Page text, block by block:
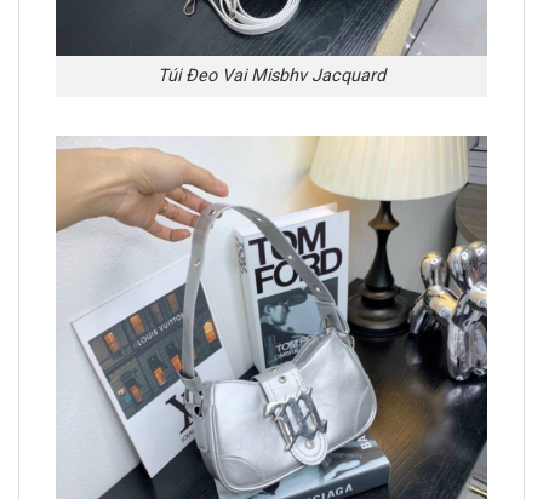
Túi Đeo Vai Misbhv Jacquard